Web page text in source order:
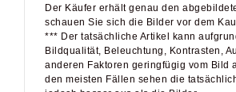
Der Käufer erhält genau den
schauen Sie sich die Bilder vor dem
*** Der tatsächliche Artikel kann
Bildqualität, Beleuchtung, Kontrasten,
anderen Faktoren geringfügig vom Bild
den meisten Fällen sehen die